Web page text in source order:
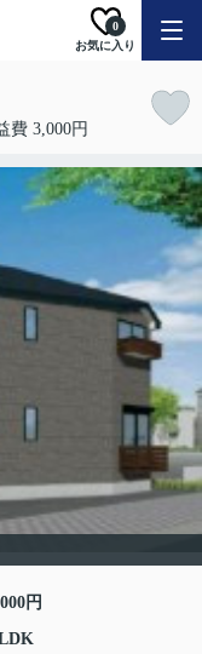
お気に入り
0
費 3,000円
円